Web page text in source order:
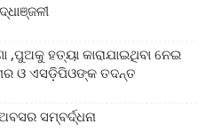
ହତ୍ୟା କାରାଯାଇଥିବା ନେଇ
ଓ ଏସଡ଼ିପିଓଙ୍କ ତଦନ୍ତ
ସମ୍ବର୍ଦ୍ଧନା